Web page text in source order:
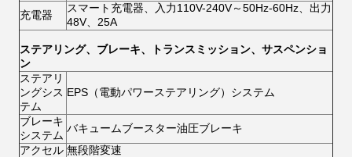
充電器
スマート充電器、入力110V-240V～50Hz-60Hz、出力
48V、25A
ステアリング、ブレーキ、トランスミッション、サスペンショ
ン
ステアリ
ングシス
テム
EPS（電動パワーステアリング）システム
ブレーキ
システム
バキュームブースター油圧ブレーキ
アクセル 無段階変速